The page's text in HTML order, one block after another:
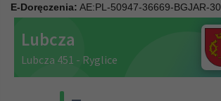
E-Doręczenia: AE:PL-50947-36669-BGJAR-30